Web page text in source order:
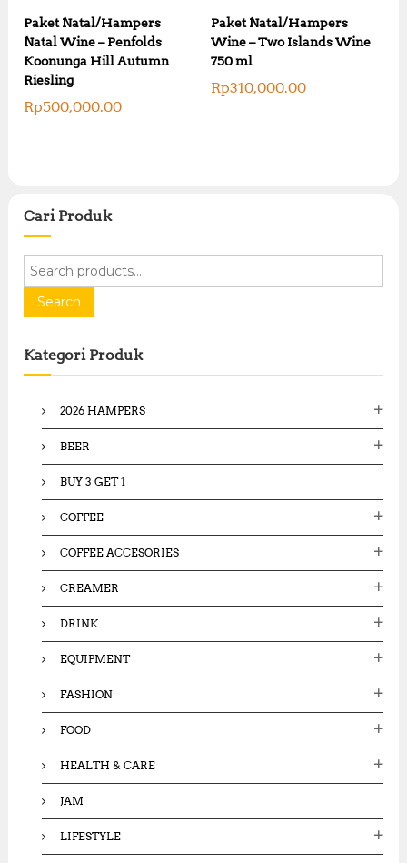
Paket Natal/Hampers
Natal Wine – Penfolds
Koonunga Hill Autumn
Riesling
Rp500,000.00
Paket Natal/Hampers
Wine – Two Islands Wine
750 ml
Rp310,000.00
Cari Produk
r
h
f
Search
Kategori Produk
2026 HAMPERS
BEER
BUY 3 GET 1
COFFEE
COFFEE ACCESORIES
CREAMER
DRINK
EQUIPMENT
FASHION
FOOD
HEALTH & CARE
JAM
LIFESTYLE